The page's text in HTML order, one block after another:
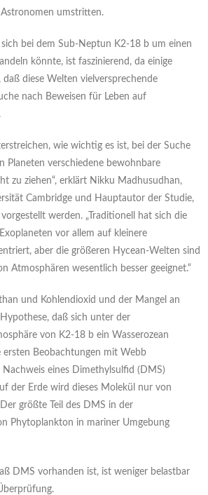
umstritten.
sich bei dem Sub-Neptun K2-18 b um einen
könnte, ist faszinierend, da einige
diese Welten vielversprechende
nach Beweisen für Leben auf
wie wichtig es ist, bei der Suche
Planeten verschiedene bewohnbare
zu ziehen“, erklärt Nikku Madhusudhan,
Cambridge und Hauptautor der Studie,
werden. „Traditionell hat sich die
vor allem auf kleinere
aber die größeren Hycean-Welten sind
Atmosphären wesentlich besser geeignet.“
und Kohlendioxid und der Mangel an
daß sich unter der
von K2-18 b ein Wasserozean
ersten Beobachtungen mit Webb
eines Dimethylsulfid (DMS)
der Erde wird dieses Molekül nur von
größte Teil des DMS in der
Phytoplankton in mariner Umgebung
DMS vorhanden ist, ist weniger belastbar